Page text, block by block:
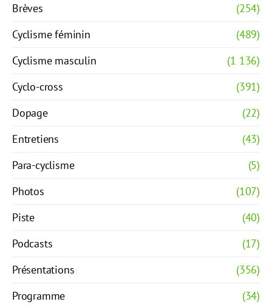
Brèves
(254)
Cyclisme féminin
(489)
Cyclisme masculin
(1 136)
Cyclo-cross
(391)
Dopage
(22)
Entretiens
(43)
Para-cyclisme
(5)
Photos
(107)
Piste
(40)
Podcasts
(17)
Présentations
(356)
Programme
(34)